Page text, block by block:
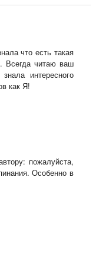
что есть такая
Всегда читаю ваш
интересного
как Я!
пожалуйста,
Особенно в